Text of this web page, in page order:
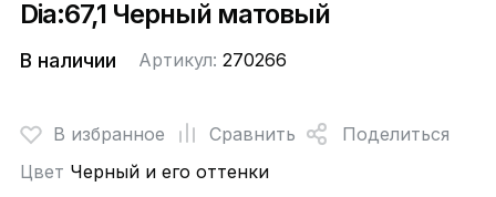
Dia:67,1 Черный матовый
В наличии Артикул: 270266
В избранное Сравнить
Поделиться
Цвет Черный и его оттенки